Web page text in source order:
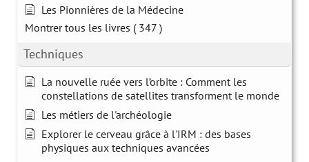
Les Pionnières de la Médecine
Montrer tous les livres ( 347 )
Techniques
La nouvelle ruée vers l’orbite : Comment les
constellations de satellites transforment le monde
Les métiers de l'archéologie
Explorer le cerveau grâce à l'IRM : des bases
physiques aux techniques avancées